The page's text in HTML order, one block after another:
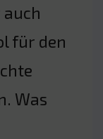
für den
Was